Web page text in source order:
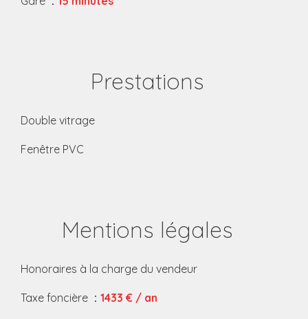
Prestations
Double vitrage
Fenêtre PVC
Mentions légales
Honoraires à la charge du vendeur
Taxe foncière 1433 € / an